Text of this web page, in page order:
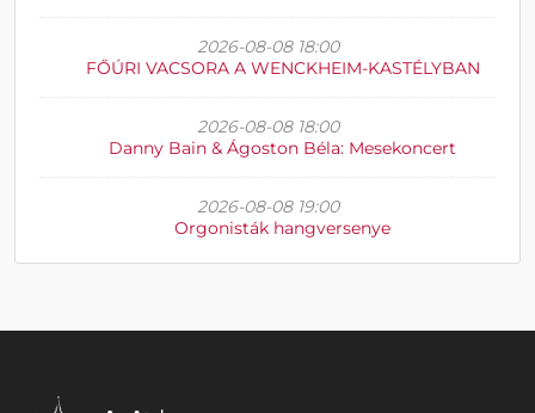
2026-08-08 18:00
FŐÚRI VACSORA A WENCKHEIM-KASTÉLYBAN
2026-08-08 18:00
Danny Bain & Ágoston Béla: Mesekoncert
2026-08-08 19:00
Orgonisták hangversenye